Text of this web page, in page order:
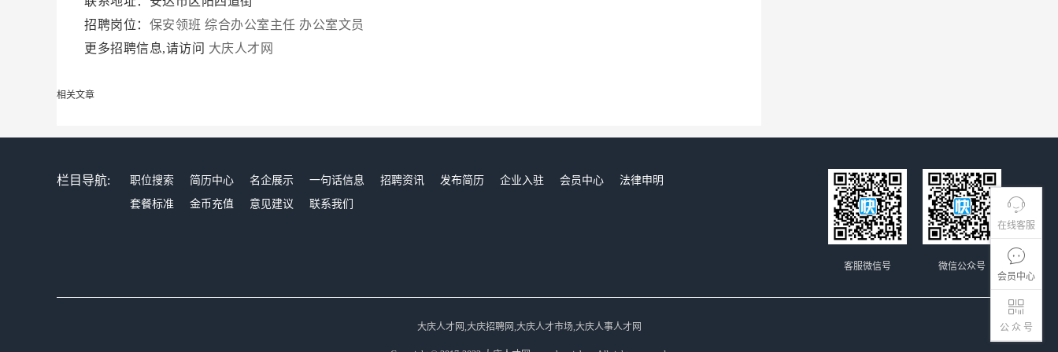
在线客服
会员中心
公 众 号
招聘岗位： 保安领班 综合办公室主任 办公室文员
更多招聘信息,请访问 大庆人才网
相关文章
栏目导航: 职位搜索 简历中心 名企展示 一句话信息 招聘资讯 发布简历 企业入驻 会员中心
法律申明
套餐标准
金币充值 意见建议 联系我们
微信公众号
客服微信号
大庆人才网,大庆招聘网,大庆人才市场,大庆人事人才网